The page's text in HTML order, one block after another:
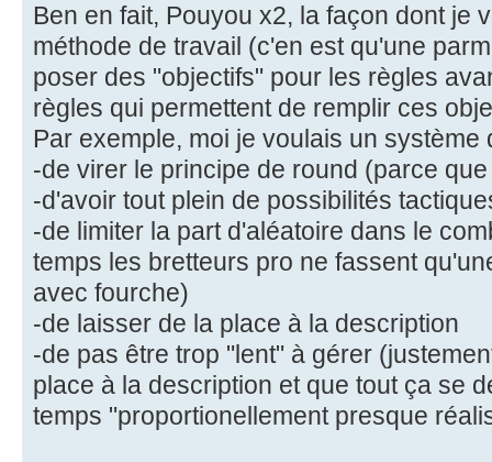
Ben en fait, Pouyou x2, la façon dont je
méthode de travail (c'en est qu'une
poser des "objectifs" pour les règles
règles qui permettent de remplir ces
Par exemple, moi je voulais un système
-de virer le principe de round (parce
-d'avoir tout plein de possibilités
-de limiter la part d'aléatoire dans le
temps les bretteurs pro ne fassent
avec fourche)
-de laisser de la place à la description
-de pas être trop "lent" à gérer
place à la description et que tout ça se
temps "proportionellement presque